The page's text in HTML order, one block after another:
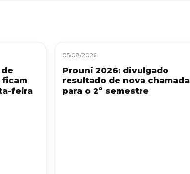
ficam
feira
05/08/2026
Prouni 2026: divulgado
resultado de nova chamada
para o 2º semestre